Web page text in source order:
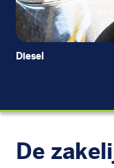
Diesel
De